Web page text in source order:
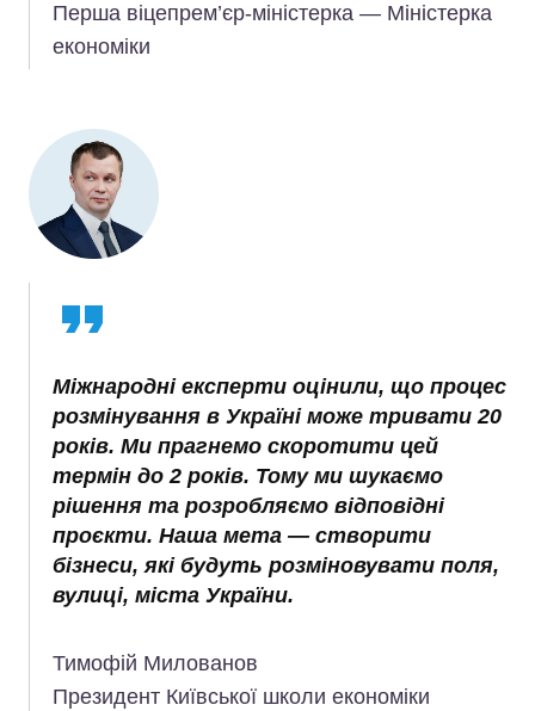
Перша віцепрем’єр-міністерка — Міністерка
економіки
Міжнародні експерти оцінили, що процес
розмінування в Україні може тривати 20
років. Ми прагнемо скоротити цей
термін до 2 років. Тому ми шукаємо
рішення та розробляємо відповідні
проєкти. Наша мета — створити
бізнеси, які будуть розміновувати поля,
вулиці, міста України.
Тимофій Милованов
Президент Київської школи економіки